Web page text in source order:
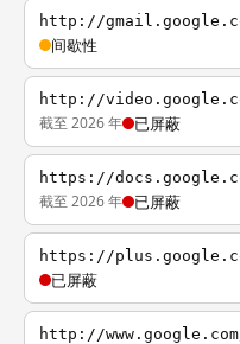
http://
间歇性
http://
截至 2026 年 已屏蔽
https://
截至 2026 年 已屏蔽
https://
已屏蔽
http://